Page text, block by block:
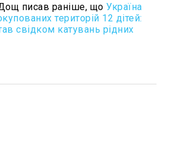
писав раніше, щоУкраїна
територій 12 дітей:
свідком катувань рідних